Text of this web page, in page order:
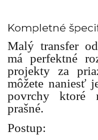
Kompletné
Malý transfer
má perfektné
projekty za
môžete naniesť
povrchy ktoré
prašné.
Postup: